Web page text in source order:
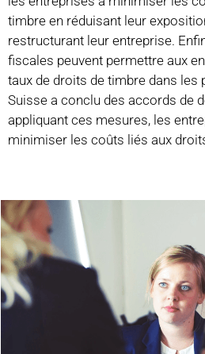
timbre en réduisant leur
restructurant leur entreprise.
fiscales peuvent permettre aux
taux de droits de timbre dans les
Suisse a conclu des accords de
appliquant ces mesures, les
minimiser les coûts liés aux